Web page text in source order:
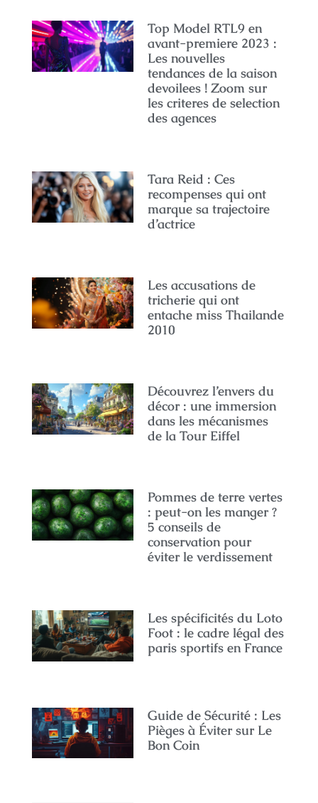
Top Model RTL9 en
avant-premiere 2023 :
Les nouvelles
tendances de la saison
devoilees ! Zoom sur
les criteres de selection
des agences
Tara Reid : Ces
recompenses qui ont
marque sa trajectoire
d’actrice
Les accusations de
tricherie qui ont
entache miss Thailande
2010
Découvrez l’envers du
décor : une immersion
dans les mécanismes
de la Tour Eiffel
Pommes de terre vertes
: peut-on les manger ?
5 conseils de
conservation pour
éviter le verdissement
Les spécificités du Loto
Foot : le cadre légal des
paris sportifs en France
Guide de Sécurité : Les
Pièges à Éviter sur Le
Bon Coin